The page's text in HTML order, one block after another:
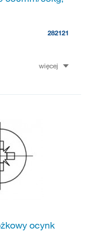
282121
więcej
ocynk